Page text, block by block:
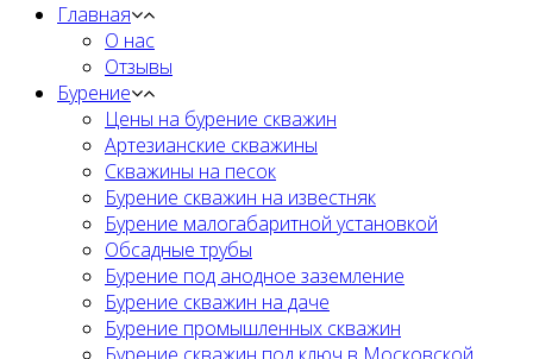
Главная
О нас
Отзывы
Бурение
Цены на бурение скважин
Артезианские скважины
Скважины на песок
Бурение скважин на известняк
Бурение малогабаритной установкой
Обсадные трубы
Бурение под анодное заземление
Бурение скважин на даче
Бурение промышленных скважин